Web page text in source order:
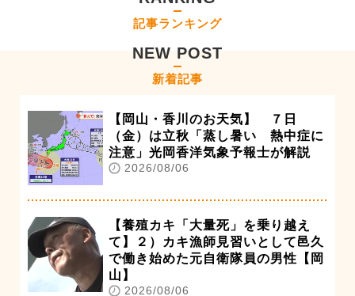
記事ランキング
NEW POST
新着記事
【岡山・香川のお天気】 ７日
（金）は立秋「蒸し暑い 熱中症に
注意」光岡香洋気象予報士が解説
2026/08/06
【養殖カキ「大量死」を乗り越え
て】２）カキ漁師見習いとして邑久
で働き始めた元自衛隊員の男性【岡
山】
2026/08/06